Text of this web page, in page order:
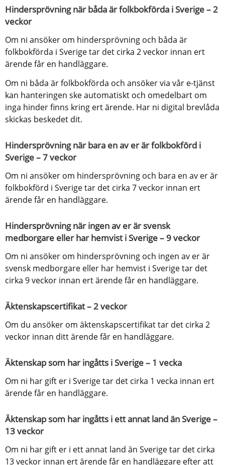
Hindersprövning när båda är folkbokförda i Sverige – 2
veckor
Om ni ansöker om hindersprövning och båda är
folkbokförda i Sverige tar det cirka 2 veckor innan ert
ärende får en handläggare.
Om ni båda är folkbokförda och ansöker via vår e-tjänst
kan hanteringen ske automatiskt och omedelbart om
inga hinder finns kring ert ärende. Har ni digital brevlåda
skickas beskedet dit.
Hindersprövning när bara en av er är folkbokförd i
Sverige – 7 veckor
Om ni ansöker om hindersprövning och bara en av er är
folkbokförd i Sverige tar det cirka 7 veckor innan ert
ärende får en handläggare.
Hindersprövning när ingen av er är svensk
medborgare eller har hemvist i Sverige – 9 veckor
Om ni ansöker om hindersprövning och ingen av er är
svensk medborgare eller har hemvist i Sverige tar det
cirka 9 veckor innan ert ärende får en handläggare.
Äktenskapscertifikat – 2 veckor
Om du ansöker om äktenskapscertifikat tar det cirka 2
veckor innan ditt ärende får en handläggare.
Äktenskap som har ingåtts i Sverige – 1 vecka
Om ni har gift er i Sverige tar det cirka 1 vecka innan ert
ärende får en handläggare.
Äktenskap som har ingåtts i ett annat land än Sverige –
13 veckor
Om ni har gift er i ett annat land än Sverige tar det cirka
13 veckor innan ert ärende får en handläggare efter att